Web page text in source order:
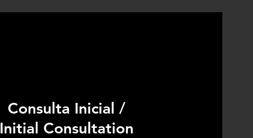
Consulta Inicial /
Initial Consultation